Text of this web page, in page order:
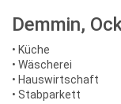
Demmin,
• Küche
• Wäscherei
• Hauswirtschaft
• Stabparkett